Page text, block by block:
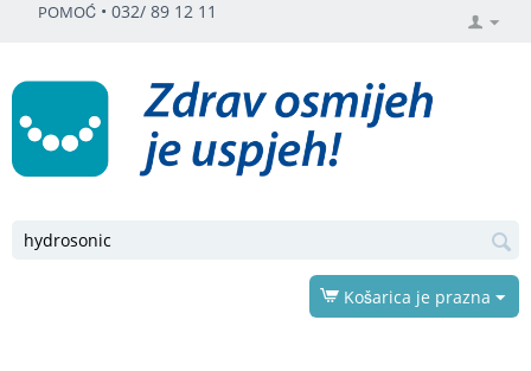
POMOĆ • 032/ 89 12 11
Košarica je prazna